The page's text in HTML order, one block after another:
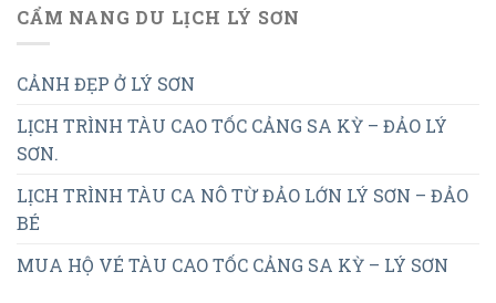
CẨM NANG DU LỊCH LÝ SƠN
CẢNH ĐẸP Ở LÝ SƠN
LỊCH TRÌNH TÀU CAO TỐC CẢNG SA KỲ – ĐẢO LÝ
SƠN.
LỊCH TRÌNH TÀU CA NÔ TỪ ĐẢO LỚN LÝ SƠN – ĐẢO
BÉ
MUA HỘ VÉ TÀU CAO TỐC CẢNG SA KỲ – LÝ SƠN